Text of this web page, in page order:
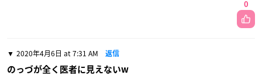
0
2020年4月6日 at 7:31 AM 返信
のっづが全く医者に見えないw